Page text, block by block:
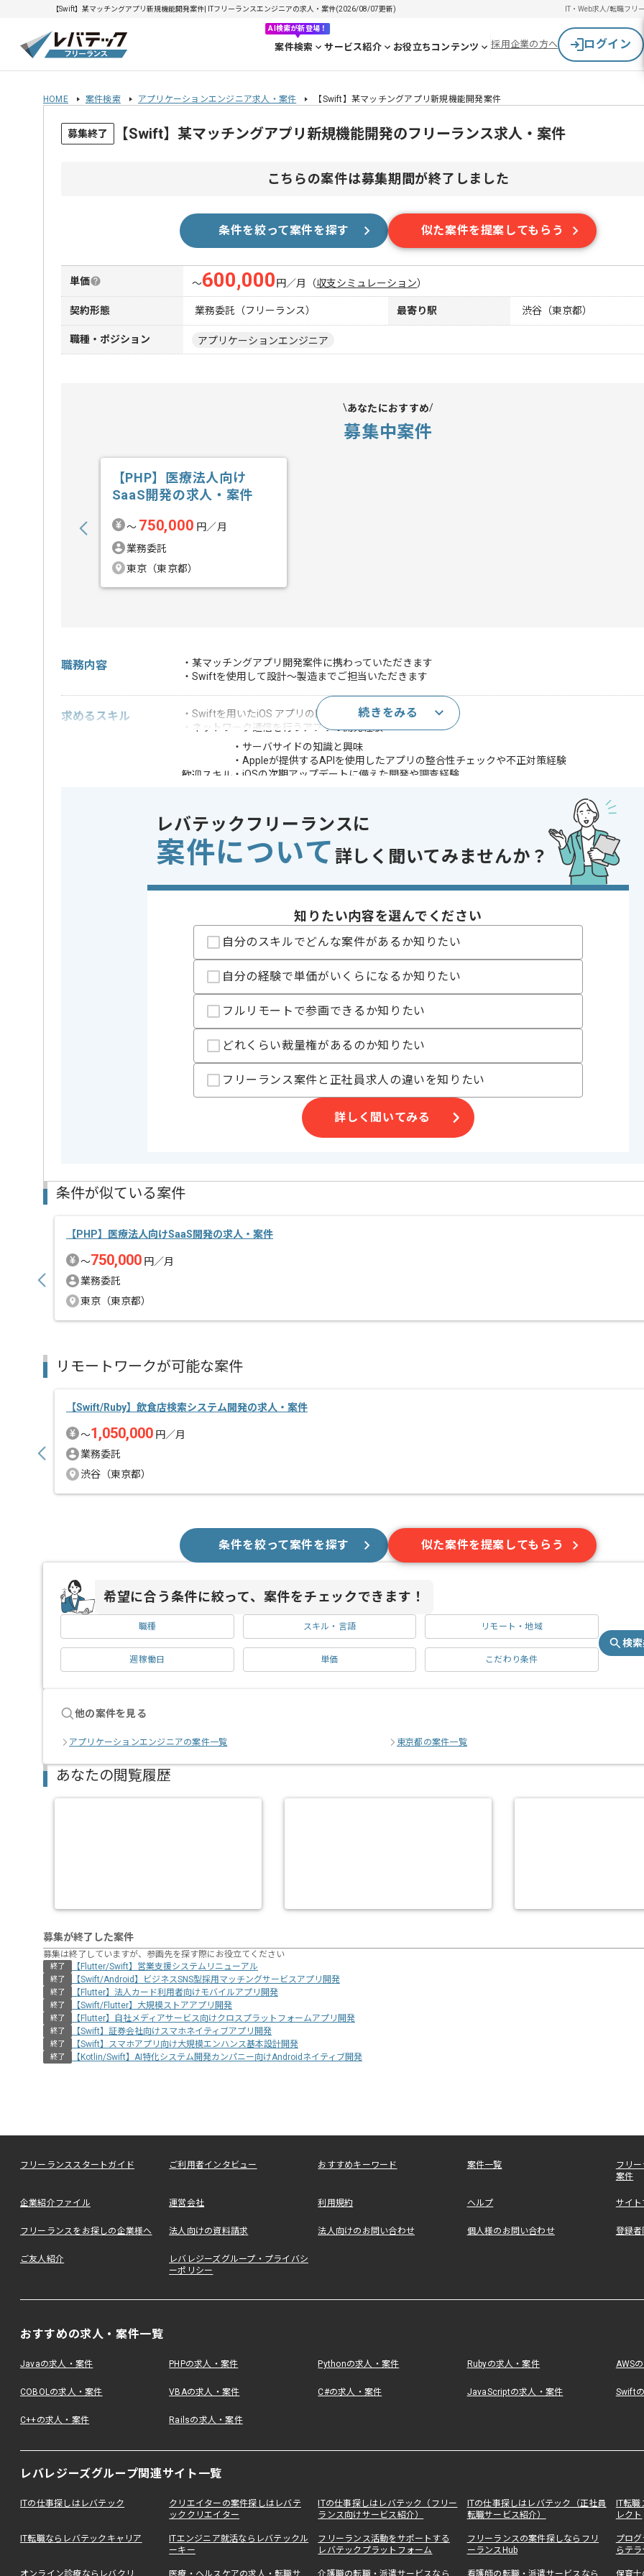
【Swift】某マッチングアプリ新規機能開発案件| ITフリーランスエンジニアの求人・案件(2026/08/07更新) IT・Web求人/転職フリ
AI検索が新登場！
案件検索 サービス紹介 お役立ちコンテンツ 採用企業の方へ ログイン
HOME 案件検索 アプリケーションエンジニア求人・案件 【Swift】某マッチングアプリ新規機能開発案件
募集終了 【Swift】某マッチングアプリ新規機能開発のフリーランス求人・案件
こちらの案件は募集期間が終了しました
条件を絞って案件を探す 似た案件を提案してもらう
単価 〜600,000 円／月 （収支シミュレーション）
契約形態 業務委託（フリーランス） 最寄り駅 渋谷（東京都）
職種・ポジション アプリケーションエンジニア
あなたにおすすめ
募集中案件
【PHP】医療法人向け
SaaS開発の求人・案件
〜 750,000 円／月
業務委託
東京（東京都）
職務内容
・某マッチングアプリ開発案件に携わっていただきます
・Swiftを使用して設計～製造までご担当いただきます
求めるスキル
・Swiftを用いたiOS アプリの開発経験
・ネットワーク通信を行うアプリの開発経験
歓迎スキル
・サーバサイドの知識と興味
・Appleが提供するAPIを使用したアプリの整合性チェックや不正対策経験
・iOSの次期アップデートに備えた開発や調査経験
※上記に似た経験やスキルをお持ちであれば申し込み可能なケースもございます！まずはお気軽にご相談ください！
この案件のポイント 特徴 長期プロジェクト
140時間〜180時間
支払いサイト
15日
福岡に本社を構える事業会社で某マッチングアプリのサーバーサイド開発に携わっていただきます。
会員数は累計で3000万人を超え、幅広い年齢の方に利用されているアプリです。
基本的には渋谷での常駐作業です。
続きをみる
レバテックフリーランスに
案件について 詳しく聞いてみませんか？
知りたい内容を選んでください
自分のスキルでどんな案件があるか知りたい
自分の経験で単価がいくらになるか知りたい
フルリモートで参画できるか知りたい
どれくらい裁量権があるのか知りたい
フリーランス案件と正社員求人の違いを知りたい
詳しく聞いてみる
条件が似ている案件
【PHP】医療法人向けSaaS開発の求人・案件
〜750,000 円／月
業務委託
東京（東京都）
リモートワークが可能な案件
【Swift/Ruby】飲食店検索システム開発の求人・案件
〜1,050,000 円／月
業務委託
渋谷（東京都）
条件を絞って案件を探す 似た案件を提案してもらう
希望に合う条件に絞って、案件をチェックできます！
職種 スキル・言語 リモート・地域
週稼働日 単価 こだわり条件
検
他の案件を見る
アプリケーションエンジニアの案件一覧 東京都の案件一覧
あなたの閲覧履歴
募集が終了した案件
募集は終了していますが、参画先を探す際にお役立てください
終了 【Flutter/Swift】営業支援システムリニューアル
終了 【Swift/Android】ビジネスSNS型採用マッチングサービスアプリ開発
終了 【Flutter】法人カード利用者向けモバイルアプリ開発
終了 【Swift/Flutter】大規模ストアアプリ開発
終了 【Flutter】自社メディアサービス向けクロスプラットフォームアプリ開発
終了 【Swift】証券会社向けスマホネイティブアプリ開発
終了 【Swift】スマホアプリ向け大規模エンハンス基本設計開発
終了 【Kotlin/Swift】AI特化システム開発カンパニー向けAndroidネイティブ開発
フリーランススタートガイド ご利用者インタビュー おすすめキーワード 案件一覧
フリ
案件
企業紹介ファイル 運営会社 利用規約 ヘルプ サイ
フリーランスをお探しの企業様へ 法人向けの資料請求 法人向けのお問い合わせ 個人様のお問い合わせ 登録者
ご友人紹介
レバレジーズグループ・プライバシ
ーポリシー
おすすめの求人・案件一覧
Javaの求人・案件 PHPの求人・案件 Pythonの求人・案件 Rubyの求人・案件 AWS
COBOLの求人・案件 VBAの求人・案件 C#の求人・案件 JavaScriptの求人・案件 Swift
C++の求人・案件 Railsの求人・案件
レバレジーズグループ関連サイト一覧
ITの仕事探しはレバテック
クリエイターの案件探しはレバテ
ッククリエイター
ITの仕事探しはレバテック（フリー
ランス向けサービス紹介）
ITの仕事探しはレバテック（正社員
転職サービス紹介）
IT転
レクト
IT転職ならレバテックキャリア
ITエンジニア就活ならレバテックル
ーキー
フリーランス活動をサポートする
レバテックプラットフォーム
フリーランスの案件探しならフリ
ーランスHub
プロ
らテ
オンライン診療ならレバクリ 医療・ヘルスケアの求人・転職サ 介護職の転職・派遣サービスなら 看護師の転職・派遣サービスなら 保育